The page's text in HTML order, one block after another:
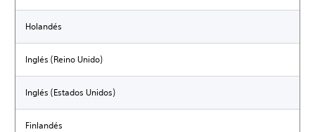
Holandés
Inglés (Reino Unido)
Inglés (Estados Unidos)
Finlandés